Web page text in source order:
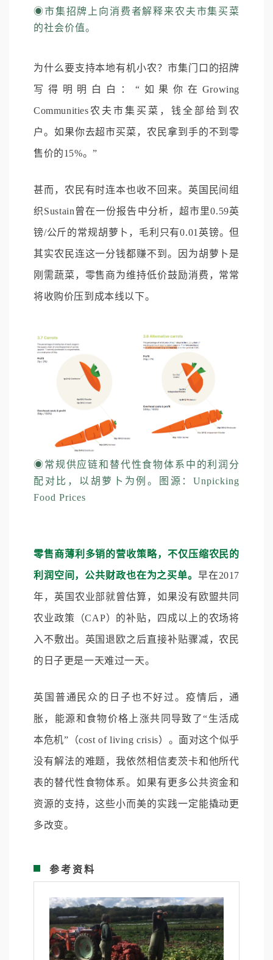
◉市集招牌上向消费者解释来农夫市集买菜
的社会价值。
为什么要支持本地有机小农？市集门口的招牌
写得明明白白：“如果你在Growing
Communities农夫市集买菜，钱全部给到农
户。如果你去超市买菜，农民拿到手的不到零
售价的15%。”
甚而，农民有时连本也收不回来。英国民间组
织Sustain曾在一份报告中分析，超市里0.59英
镑/公斤的常规胡萝卜，毛利只有0.01英镑。但
其实农民连这一分钱都赚不到。因为胡萝卜是
刚需蔬菜，零售商为维持低价鼓励消费，常常
将收购价压到成本线以下。
◉常规供应链和替代性食物体系中的利润分
配对比，以胡萝卜为例。图源：Unpicking
Food Prices
零售商薄利多销的营收策略，不仅压缩农民的
利润空间，公共财政也在为之买单。 早在2017
年，英国农业部就曾估算，如果没有欧盟共同
农业政策（CAP）的补贴，四成以上的农场将
入不敷出。英国退欧之后直接补贴骤减，农民
的日子更是一天难过一天。
英国普通民众的日子也不好过。疫情后，通
胀，能源和食物价格上涨共同导致了“生活成
本危机”（cost of living crisis）。面对这个似乎
没有解法的难题，我依然相信麦茨卡和他所代
表的替代性食物体系。如果有更多公共资金和
资源的支持，这些小而美的实践一定能撬动更
多改变。
参考资料